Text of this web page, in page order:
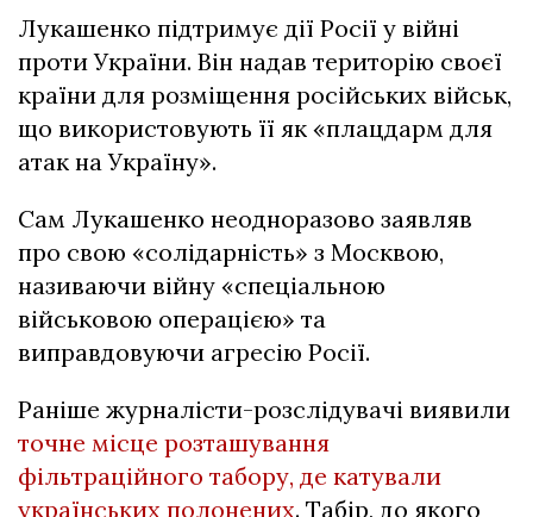
Лукашенко підтримує дії Росії у війні
проти України. Він надав територію своєї
країни для розміщення російських військ,
що використовують її як «плацдарм для
атак на Україну».
Сам Лукашенко неодноразово заявляв
про свою «солідарність» з Москвою,
називаючи війну «спеціальною
військовою операцією» та
виправдовуючи агресію Росії.
Раніше журналісти-розслідувачі виявили
точне місце розташування
фільтраційного табору, де катували
українських полонених. Табір, до якого